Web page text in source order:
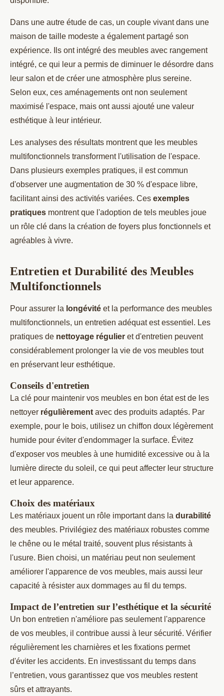
Dans une autre étude de cas, un couple vivant dans une
maison de taille modeste a également partagé son
expérience. Ils ont intégré des meubles avec rangement
intégré, ce qui leur a permis de diminuer le désordre dans
leur salon et de créer une atmosphère plus sereine.
Selon eux, ces aménagements ont non seulement
maximisé l'espace, mais ont aussi ajouté une valeur
esthétique à leur intérieur.
Les analyses des résultats montrent que les meubles
multifonctionnels transforment l'utilisation de l'espace.
Dans plusieurs exemples pratiques, il est commun
d'observer une augmentation de 30 % d'espace libre,
facilitant ainsi des activités variées. Ces exemples
pratiques montrent que l'adoption de tels meubles joue
un rôle clé dans la création de foyers plus fonctionnels et
agréables à vivre.
Entretien et Durabilité des Meubles
Multifonctionnels
Pour assurer la longévité et la performance des meubles
multifonctionnels, un entretien adéquat est essentiel. Les
pratiques de nettoyage régulier et d'entretien peuvent
considérablement prolonger la vie de vos meubles tout
en préservant leur esthétique.
Conseils d'entretien
La clé pour maintenir vos meubles en bon état est de les
nettoyer régulièrement avec des produits adaptés. Par
exemple, pour le bois, utilisez un chiffon doux légèrement
humide pour éviter d'endommager la surface. Évitez
d'exposer vos meubles à une humidité excessive ou à la
lumière directe du soleil, ce qui peut affecter leur structure
et leur apparence.
Choix des matériaux
Les matériaux jouent un rôle important dans la durabilité
des meubles. Privilégiez des matériaux robustes comme
le chêne ou le métal traité, souvent plus résistants à
l'usure. Bien choisi, un matériau peut non seulement
améliorer l'apparence de vos meubles, mais aussi leur
capacité à résister aux dommages au fil du temps.
Impact de l’entretien sur l’esthétique et la sécurité
Un bon entretien n'améliore pas seulement l'apparence
de vos meubles, il contribue aussi à leur sécurité. Vérifier
régulièrement les charnières et les fixations permet
d'éviter les accidents. En investissant du temps dans
l’entretien, vous garantissez que vos meubles restent
sûrs et attrayants.